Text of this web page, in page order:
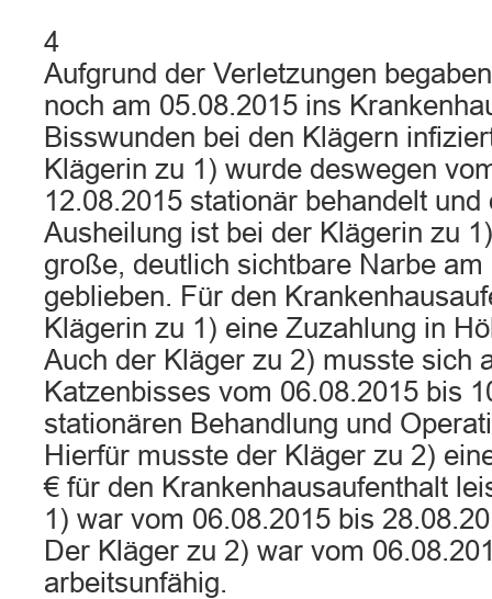
4
Aufgrund der Verletzungen
noch am 05.08.2015 ins
Bisswunden bei den Klägern
Klägerin zu 1) wurde deswegen
12.08.2015 stationär behandelt
Ausheilung ist bei der Klägerin zu
große, deutlich sichtbare Narbe
geblieben. Für den
Klägerin zu 1) eine Zuzahlung in
Auch der Kläger zu 2) musste sich
Katzenbisses vom 06.08.2015 bis
stationären Behandlung und
Hierfür musste der Kläger zu 2)
€ für den Krankenhausaufenthalt
1) war vom 06.08.2015 bis
Der Kläger zu 2) war vom
arbeitsunfähig.